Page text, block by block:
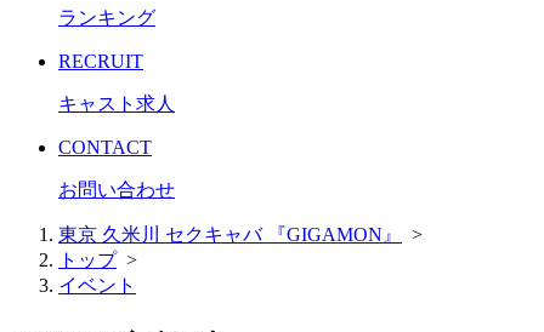
ランキング
RECRUIT
キャスト求人
CONTACT
お問い合わせ
東京 久米川 セクキャバ 『GIGAMON』
>
トップ >
イベント